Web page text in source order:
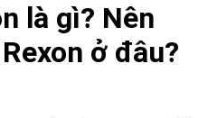
là gì? Nên
ở đâu?